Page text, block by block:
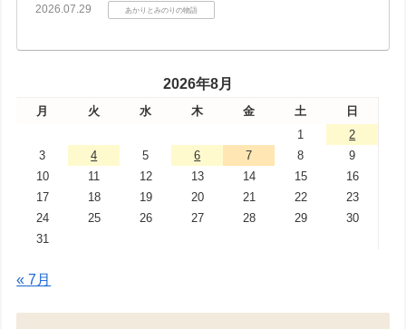
2026.07.29 あかりとみのりの物語
2026年8月
月 火 水 木 金 土
日
1
2
3
4 5 6 7 8
9
10
11 12 13 14 15
16
17
18 19 20 21 22
23
24
25 26 27 28 29
30
31
« 7月